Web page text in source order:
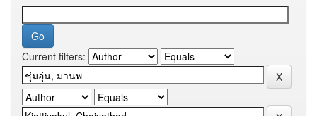
Current filters: